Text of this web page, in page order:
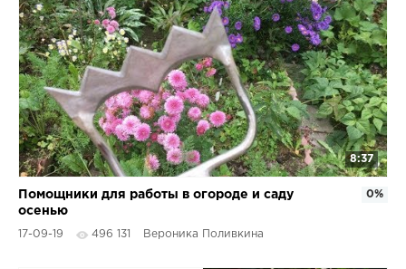
8:37
Помощники для работы в огороде и саду
осенью
17-09-19 496 131 Вероника Поливкина
0%